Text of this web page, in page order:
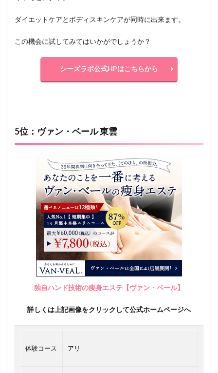
ダイエットケアとボディスキンケアが同時に出来ます。
この機会に試してみてはいかがでしょうか？
シーズラボ公式HPはこちらから
5位：ヴァン・ベール 東雲
独自ハンド技術の痩身エステ【ヴァン・ベール】
詳しくは上記画像をクリックして公式ホームページへ
体験コース アリ